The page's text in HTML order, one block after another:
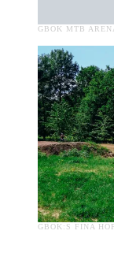
GBOK MTB
GBOK:S FINA